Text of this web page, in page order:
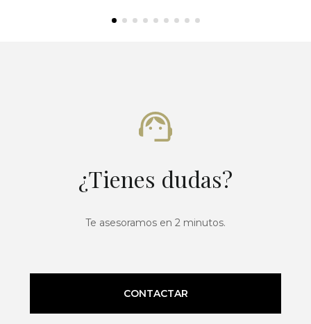
¿Tienes dudas?
Te asesoramos en 2 minutos.
CONTACTAR